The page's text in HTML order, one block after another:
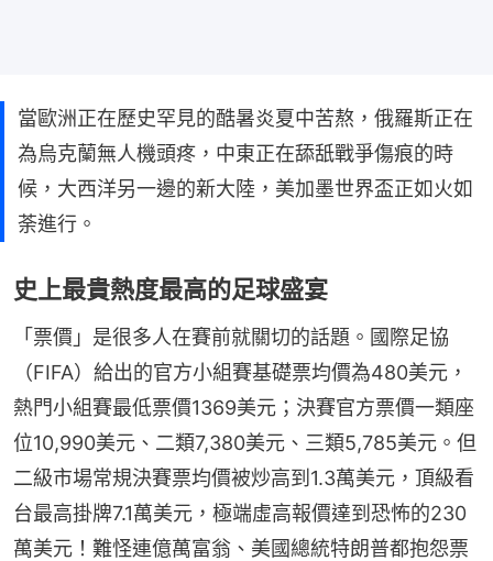
當歐洲正在歷史罕見的酷暑炎夏中苦熬，俄羅斯正在
為烏克蘭無人機頭疼，中東正在舔舐戰爭傷痕的時
候，大西洋另一邊的新大陸，美加墨世界盃正如火如
荼進行。
史上最貴熱度最高的足球盛宴
「票價」是很多人在賽前就關切的話題。國際足協
（FIFA）給出的官方小組賽基礎票均價為480美元，
熱門小組賽最低票價1369美元；決賽官方票價一類座
位10,990美元、二類7,380美元、三類5,785美元。但
二級市場常規決賽票均價被炒高到1.3萬美元，頂級看
台最高掛牌7.1萬美元，極端虛高報價達到恐怖的230
萬美元！難怪連億萬富翁、美國總統特朗普都抱怨票